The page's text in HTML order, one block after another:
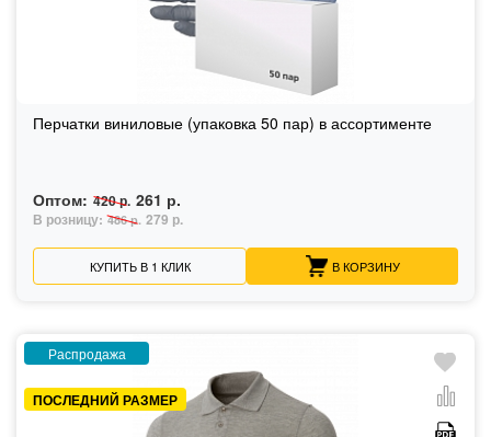
Перчатки виниловые (упаковка 50 пар) в ассортименте
Оптом: 420 р. 261 р.
В розницу: 486 р. 279 р.
КУПИТЬ В 1 КЛИК В КОРЗИНУ
Распродажа
ПОСЛЕДНИЙ РАЗМЕР